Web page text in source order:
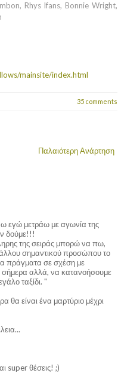
Rhys Ifans, Bonnie Wright,
mainsite/index.html
35 comments
Παλαιότερη Ανάρτηση
εγώ μετράω με αγωνία της
δούμε!!!
της σειράς μπορώ να πω,
άλλου σημαντικού προσώπου το
πράγματα σε σχέση με
σήμερα αλλά, να κατανοήσουμε
ταξίδι. "
θα είναι ένα μαρτύριο μέχρι
super θέσεις! ;)